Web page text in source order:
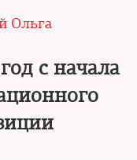
Ольга
с начала